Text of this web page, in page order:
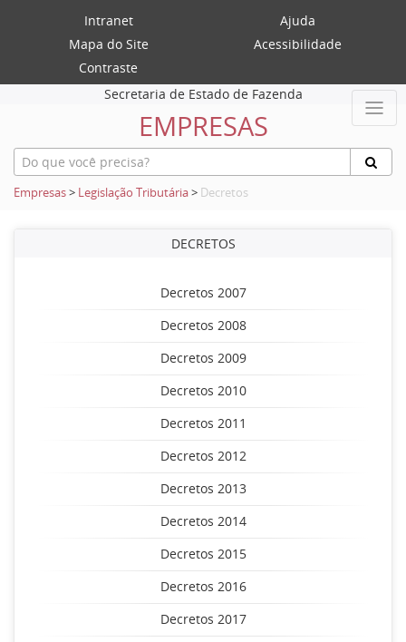
Intranet
Ajuda
Mapa do Site
Acessibilidade
Contraste
Secretaria de Estado de Fazenda
EMPRESAS
Empresas> Legislação Tributária> Decretos
DECRETOS
Decretos 2007
Decretos 2008
Decretos 2009
Decretos 2010
Decretos 2011
Decretos 2012
Decretos 2013
Decretos 2014
Decretos 2015
Decretos 2016
Decretos 2017